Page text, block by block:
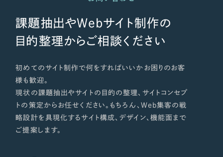
課題抽出やWebサイト制作の
目的整理からご相談ください
初めてのサイト制作で何をすればいいかお困りのお客
様も歓迎。
現状の課題抽出やサイトの目的の整理、サイトコンセプ
トの策定からお任せください。もちろん、Web集客の戦
略設計を具現化するサイト構成、デザイン、機能面まで
ご提案します。